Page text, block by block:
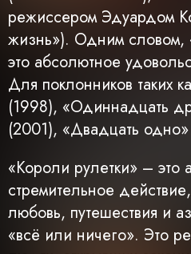
режиссером Эдуардом
жизнь»). Одним словом,
это абсолютное
Для поклонников таких
(1998), «Одиннадцать
(2001), «Двадцать
«Короли рулетки» – это
стремительное
любовь, путешествия и
«всё или ничего». Это